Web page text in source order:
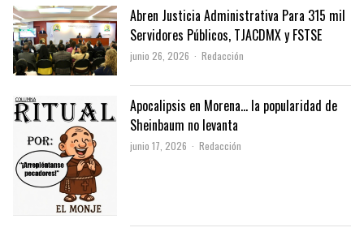
Abren Justicia Administrativa Para 315 mil
Servidores Públicos, TJACDMX y FSTSE
junio 26, 2026 Author
Redacción
Apocalipsis en Morena… la popularidad de
Sheinbaum no levanta
junio 17, 2026 Author
Redacción